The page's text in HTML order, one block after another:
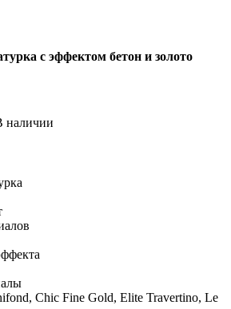
с эффектом бетон и золото
наличии
Chic Fine Gold, Elite Travertino, Le